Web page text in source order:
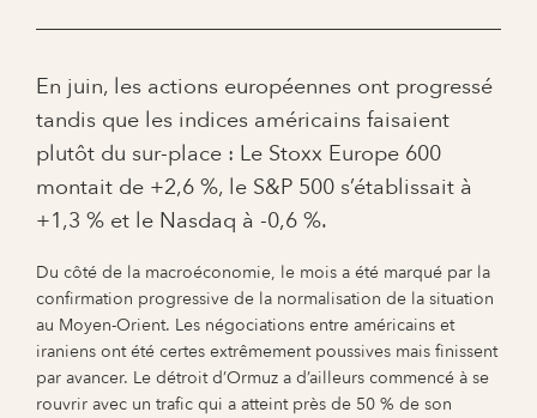
En juin, les actions européennes ont progressé
tandis que les indices américains faisaient
plutôt du sur-place : Le Stoxx Europe 600
montait de +2,6 %, le S&P 500 s’établissait à
+1,3 % et le Nasdaq à -0,6 %.
Du côté de la macroéconomie, le mois a été marqué par la
confirmation progressive de la normalisation de la situation
au Moyen-Orient. Les négociations entre américains et
iraniens ont été certes extrêmement poussives mais finissent
par avancer. Le détroit d’Ormuz a d’ailleurs commencé à se
rouvrir avec un trafic qui a atteint près de 50 % de son